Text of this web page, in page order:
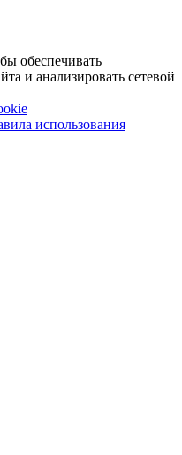
обеспечивать
и анализировать сетевой
использования